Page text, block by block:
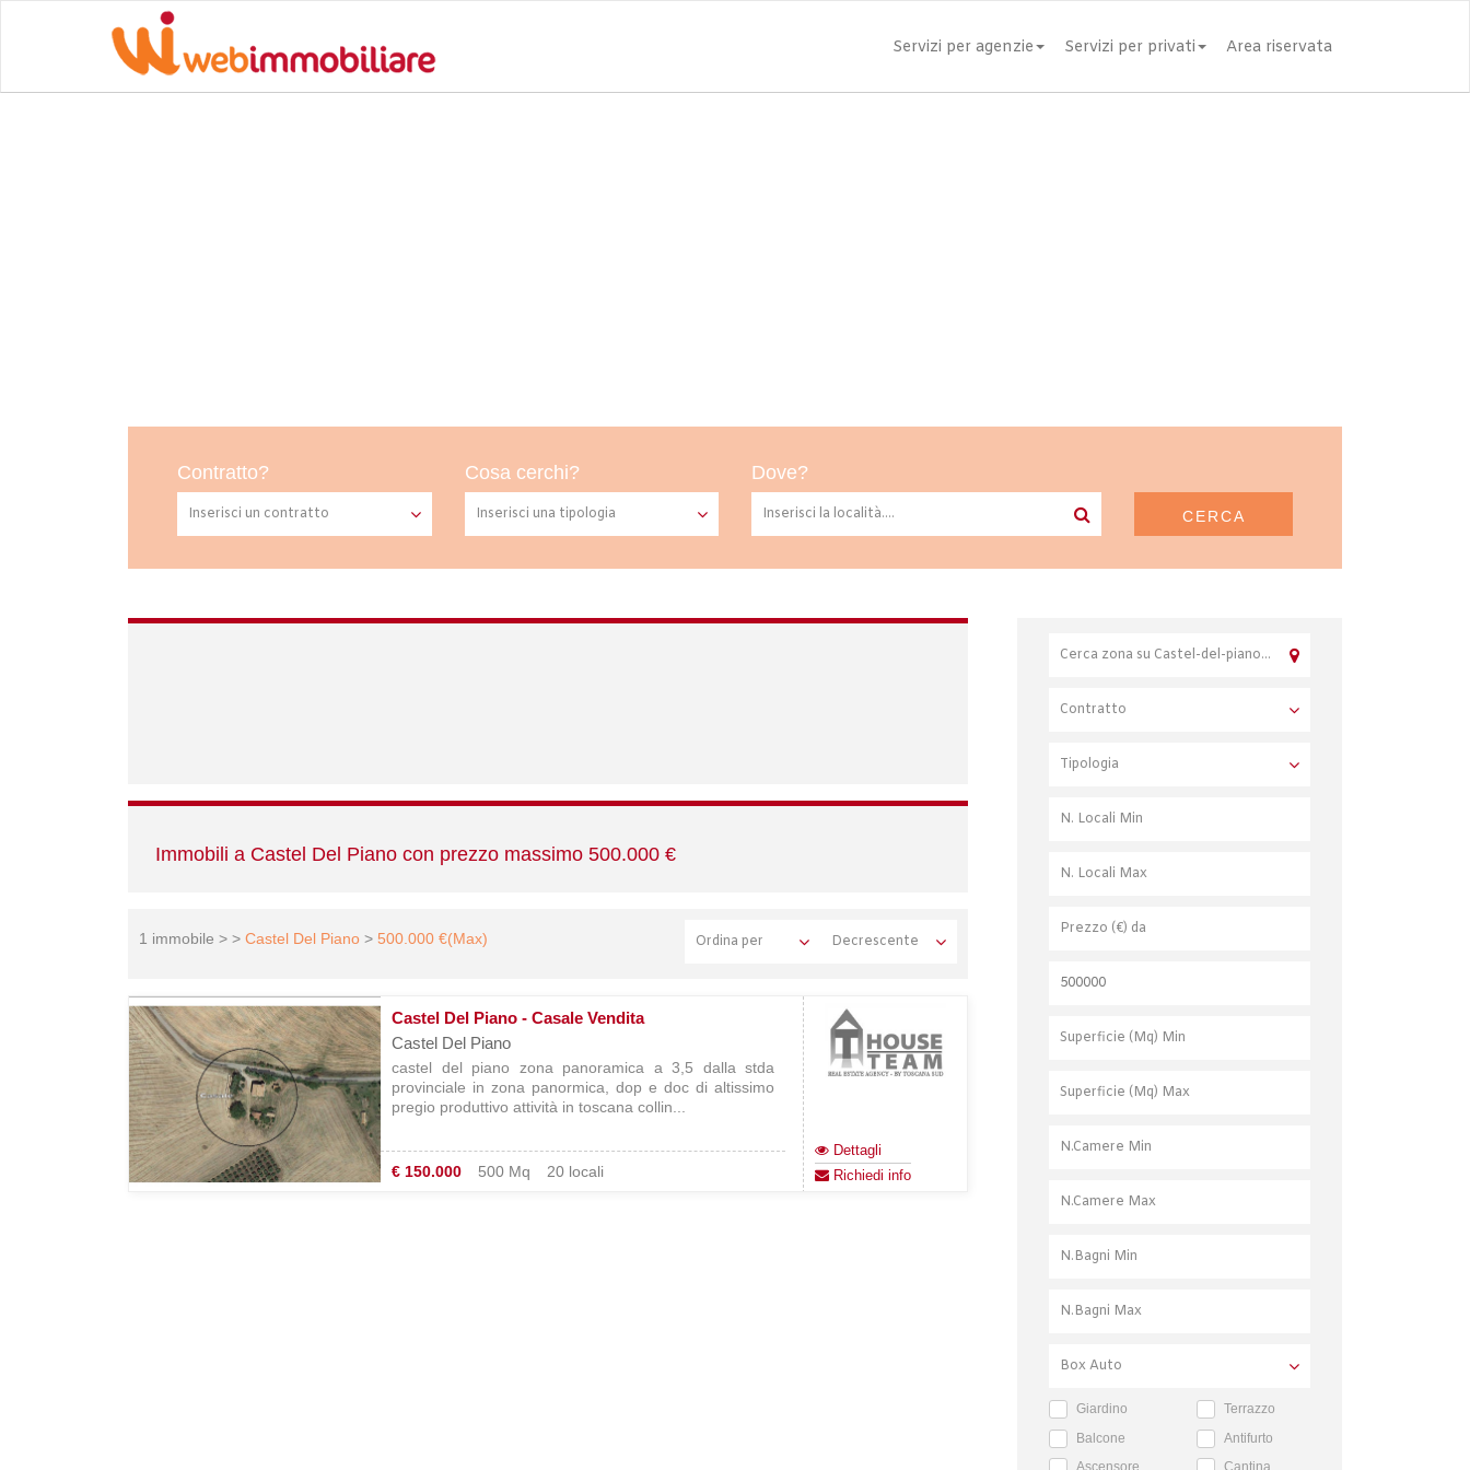
Servizi per agenzie Servizi per privati Area riservata
Contratto? Cosa cerchi? Dove?
CERCA
Immobili a Castel Del Piano con prezzo massimo 500.000 €
1 immobile > > Castel Del Piano > 500.000 €(Max)
Castel Del Piano - Casale Vendita
Castel Del Piano
castel del piano zona panoramica a 3,5 dalla stda
provinciale in zona panormica, dop e doc di altissimo
pregio produttivo attività in toscana collin...
€ 150.000 500 Mq 20 locali
Dettagli
Richiedi info
Giardino
Terrazzo
Balcone
Antifurto
Ascensore
Cantina